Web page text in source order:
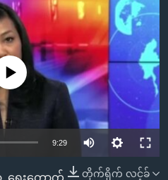
များ
currently available
9:29
240p
တိုက်ရိုက် လင့်ခ်
ရွေးကောက်